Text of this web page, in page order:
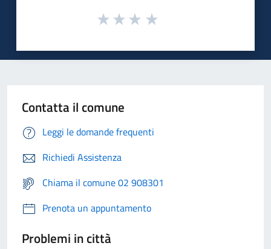
Contatta il comune
Leggi le domande frequenti
Richiedi Assistenza
Chiama il comune 02 908301
Prenota un appuntamento
Problemi in città